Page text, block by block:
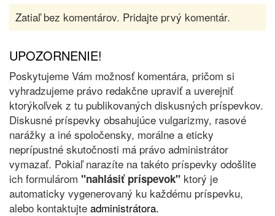
Zatiaľ bez komentárov. Pridajte prvý komentár.
UPOZORNENIE!
Poskytujeme Vám možnosť komentára, pričom si
vyhradzujeme právo redakčne upraviť a uverejniť
ktorýkoľvek z tu publikovaných diskusných príspevkov.
Diskusné príspevky obsahujúce vulgarizmy, rasové
narážky a iné spoločensky, morálne a eticky
neprípustné skutočnosti má právo administrátor
vymazať. Pokiaľ narazíte na takéto príspevky odošlite
ich formulárom "nahlásiť príspevok" ktorý je
automaticky vygenerovaný ku každému príspevku,
alebo kontaktujte administrátora.